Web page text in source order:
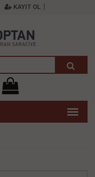
KAYIT OL